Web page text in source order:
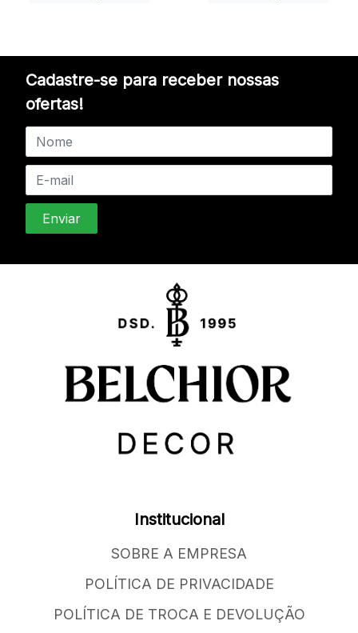
Cadastre-se para receber nossas
ofertas!
Institucional
SOBRE A EMPRESA
POLÍTICA DE PRIVACIDADE
POLÍTICA DE TROCA E DEVOLUÇÃO